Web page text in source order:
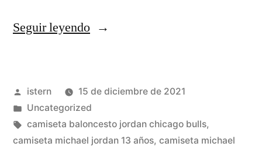
Seguir leyendo«camiseta
michael
jordan
spalding»
Publicado
por
istern
15 de diciembre de 2021
Publicado
en
Uncategorized
Etiquetas:
camiseta baloncesto jordan chicago bulls,
camiseta michael jordan 13 años, camiseta michael